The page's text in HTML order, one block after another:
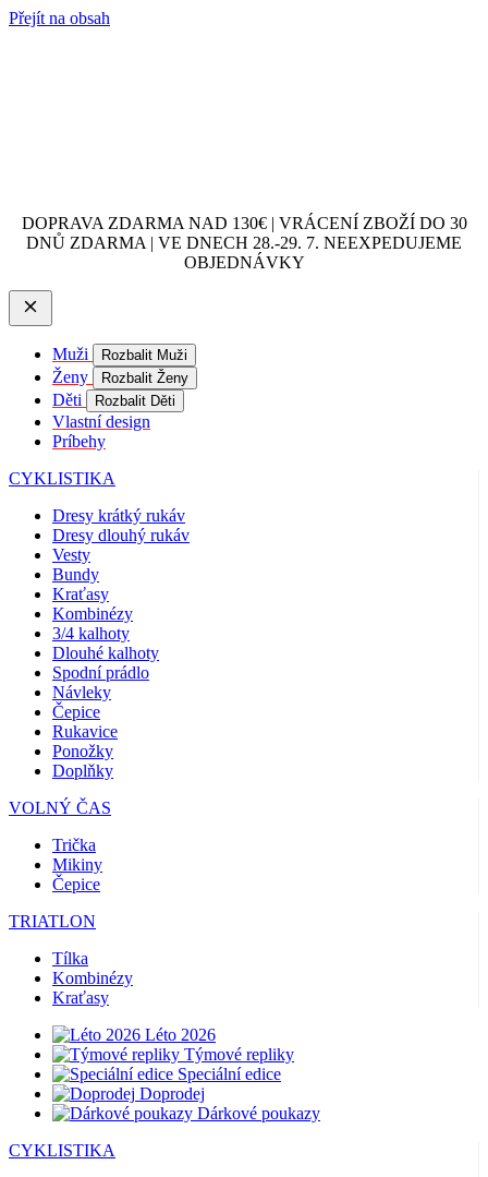
Přejít na obsah
DOPRAVA ZDARMA NAD 130€ | VRÁCENÍ ZBOŽÍ DO 30
DNŮ ZDARMA | VE DNECH 28.-29. 7. NEEXPEDUJEME
OBJEDNÁVKY
Muži Rozbalit Muži
Ženy Rozbalit Ženy
Děti Rozbalit Děti
Vlastní design
Príbehy
CYKLISTIKA
Dresy krátký rukáv
Dresy dlouhý rukáv
Vesty
Bundy
Kraťasy
Kombinézy
3/4 kalhoty
Dlouhé kalhoty
Spodní prádlo
Návleky
Čepice
Rukavice
Ponožky
Doplňky
VOLNÝ ČAS
Trička
Mikiny
Čepice
TRIATLON
Tílka
Kombinézy
Kraťasy
Léto 2026
Týmové repliky
Speciální edice
Doprodej
Dárkové poukazy
CYKLISTIKA